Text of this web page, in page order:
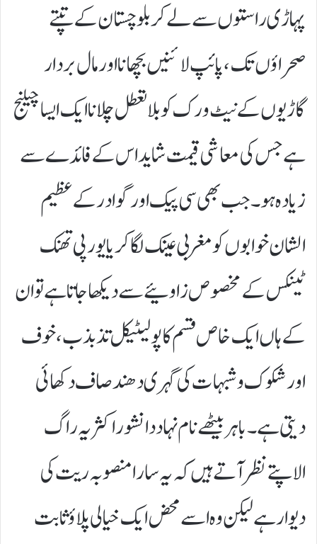
پہاڑی راستوں سے لے کر بلوچستان کے تپتے
صحراؤں تک، پائپ لائنیں بچھانا اور مال بردار
گاڑیوں کے نیٹ ورک کو بلاتعطل چلانا ایک ایسا چیلنج
ہے جس کی معاشی قیمت شاید اس کے فائدے سے
زیادہ ہو۔ جب بھی سی پیک اور گوادر کے عظیم
الشان خوابوں کو مغربی عینک لگا کر یا یورپی تھنک
ٹینکس کے مخصوص زاوئیے سے دیکھا جاتا ہے تو ان
کے ہاں ایک خاص قسم کا پولیٹیکل تذبذب، خوف
اور شکوک و شبہات کی گہری دھند صاف دکھائی
دیتی ہے۔ باہر بیٹھے نام نہاد دانشور اکثر یہ راگ
الاپتے نظر آتے ہیں کہ یہ سارا منصوبہ ریت کی
دیوار ہے لیکن وہ اسے محض ایک خیالی پلاؤ ثابت